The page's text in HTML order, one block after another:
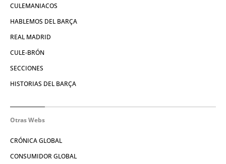
CULEMANIACOS
HABLEMOS DEL BARÇA
REAL MADRID
CULE-BRÓN
SECCIONES
HISTORIAS DEL BARÇA
Otras Webs
CRÓNICA GLOBAL
CONSUMIDOR GLOBAL